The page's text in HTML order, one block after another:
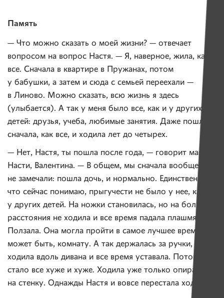
Память
— Что можно сказать о моей жизни? — отвечает
вопросом на вопрос Настя. — Я, наверное, жила, как
все. Сначала в квартире в Пружанах, потом
у бабушки, а затем и сюда с семьей переехали —
в Линово. Можно сказать, всю жизнь я здесь
(улыбается). А так у меня было все, как и у других
детей: друзья, учеба, любимые занятия. Даже пошла
сначала, как все, и ходила лет до четырех.
— Нет, Настя, ты пошла после года, — говорит мама
Насти, Валентина. — В общем, мы сначала вообще
не замечали: пошла дочь, и нормально. Единственное,
что сейчас понимаю, прыгучести не было у нее, как
у других детей. На ножки становилась, но на большие
расстояния не ходила и все время падала плашмя.
Ползала. Она могла пройти в самое лучшее время,
может быть, комнату. А так держалась за ручки,
ходила вдоль дивана и все время уставала. Потом
стало все хуже и хуже. Ходила уже только опираясь
на стенку. Однажды Настя и вовсе перестала ходить.